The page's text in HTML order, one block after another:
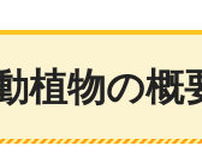
植物の概